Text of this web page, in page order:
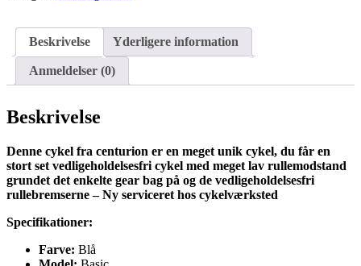
Beskrivelse Yderligere information
Anmeldelser (0)
Beskrivelse
Denne cykel fra centurion er en meget unik cykel, du får en
stort set vedligeholdelsesfri cykel med meget lav rullemodstand
grundet det enkelte gear bag på og de vedligeholdelsesfri
rullebremserne – Ny serviceret hos cykelværksted
Specifikationer:
Farve: Blå